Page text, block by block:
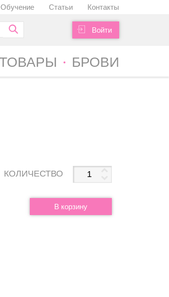
Обучение Статьи Контакты
Войти
БРОВИ
КОЛИЧЕСТВО
В корзину